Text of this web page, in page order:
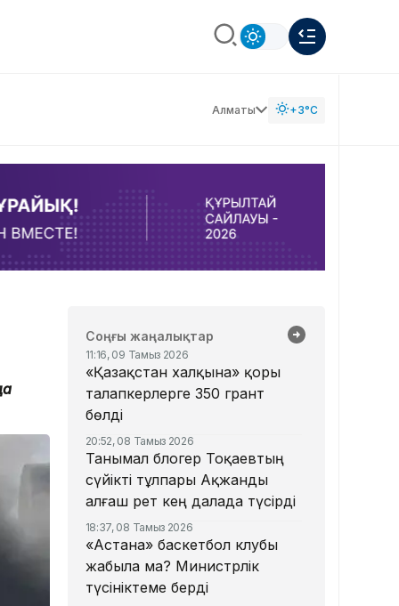
Алматы +3°C
Соңғы жаңалықтар
11:16, 09 Тамыз 2026
«Қазақстан халқына» қоры
талапкерлерге 350 грант
бөлді
20:52, 08 Тамыз 2026
Танымал блогер Тоқаевтың
сүйікті тұлпары Ақжанды
алғаш рет кең далада түсірді
18:37, 08 Тамыз 2026
«Астана» баскетбол клубы
жабыла ма? Министрлік
түсініктеме берді